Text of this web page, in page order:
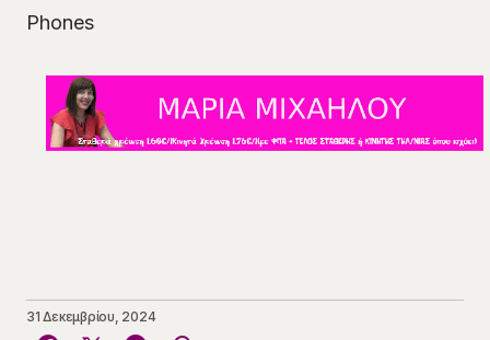
Phones
31 Δεκεμβρίου, 2024